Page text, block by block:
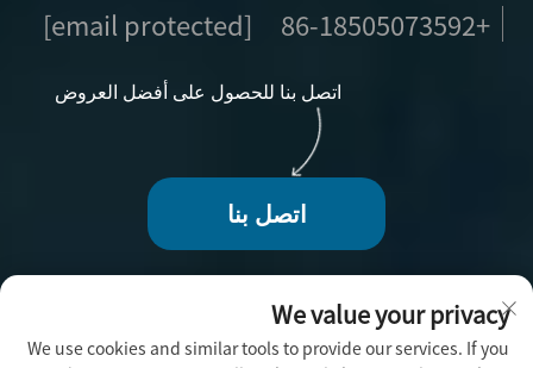
+86-18505073592
[email protected]
اتصل بنا للحصول على أفضل العروض
اتصل بنا
حقوق الطبع والنشر © 2025 بواسطة فوجو فيبون للحرف
We value your privacy
We use cookies and similar tools to provide our services. If you